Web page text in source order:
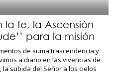
la fe, la Ascensión
para la misión
de suma trascendencia y
a diario en las vivencias de
subida del Señor a los cielos